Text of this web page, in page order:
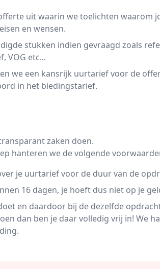
uit waarin we toelichten waarom
en wensen.
stukken indien gevraagd zoals
VOG etc...
we een kansrijk uurtarief voor de
in het biedingstarief.
zaken doen.
hanteren we de volgende
je uurtarief voor de duur van de
16 dagen, je hoeft dus niet op je
en daardoor bij de dezelfde
dan ben je daar volledig vrij in! We